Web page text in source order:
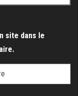
site dans le